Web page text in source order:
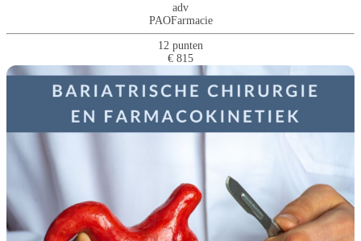
adv
PAOFarmacie
12 punten
€ 815